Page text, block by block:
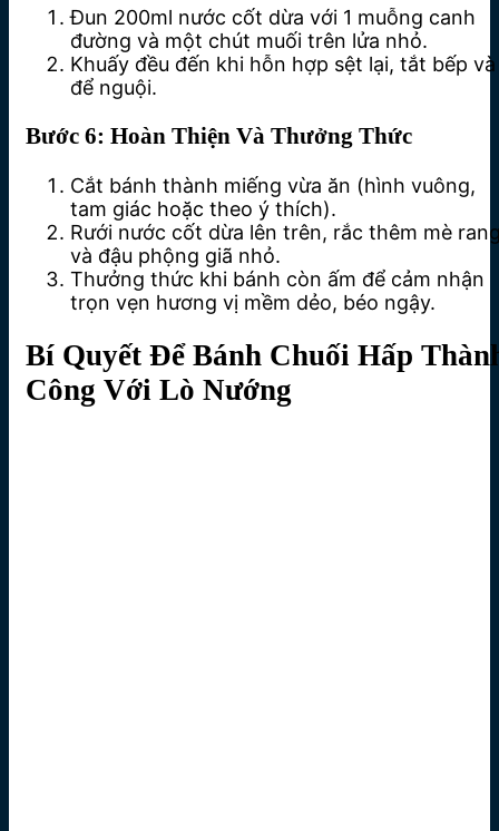
Đun 200ml nước cốt dừa với 1 muỗng canh
đường và một chút muối trên lửa nhỏ.
Khuấy đều đến khi hỗn hợp sệt lại, tắt bếp và
để nguội.
Bước 6: Hoàn Thiện Và Thưởng Thức
Cắt bánh thành miếng vừa ăn (hình vuông,
tam giác hoặc theo ý thích).
Rưới nước cốt dừa lên trên, rắc thêm mè
và đậu phộng giã nhỏ.
Thưởng thức khi bánh còn ấm để cảm nhận
trọn vẹn hương vị mềm dẻo, béo ngậy.
Bí Quyết Để Bánh Chuối Hấp
Công Với Lò Nướng